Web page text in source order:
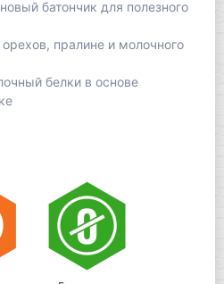
батончик для полезного
пралине и молочного
белки в основе